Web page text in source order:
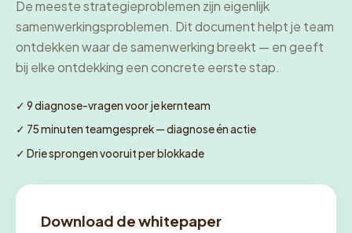
De meeste strategieproblemen zijn eigenlijk
samenwerkingsproblemen. Dit document helpt je team
ontdekken waar de samenwerking breekt — en geeft
bij elke ontdekking een concrete eerste stap.
✓ 9 diagnose-vragen voor je kernteam
✓ 75 minuten teamgesprek — diagnose én actie
✓ Drie sprongen vooruit per blokkade
Download de whitepaper